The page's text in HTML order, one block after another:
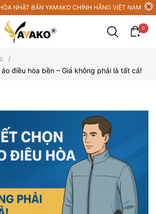
NHẬT BẢN YAMAKO CHÍNH HÃNG VIỆT NAM
0
/
điều hòa bền – Giá không phải là tất cả!